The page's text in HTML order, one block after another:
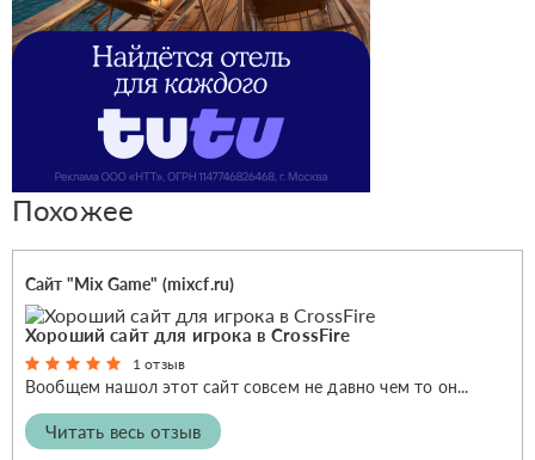
Похожее
Сайт "Mix Game" (mixcf.ru)
Хороший сайт для игрока в CrossFire
1 отзыв
Вообщем нашол этот сайт совсем не давно чем то он...
Читать весь отзыв